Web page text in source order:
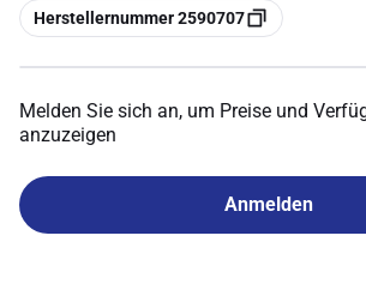
Kopieren
Herstellernummer 2590707
Melden Sie sich an, um Preise und
anzuzeigen
Anmelden